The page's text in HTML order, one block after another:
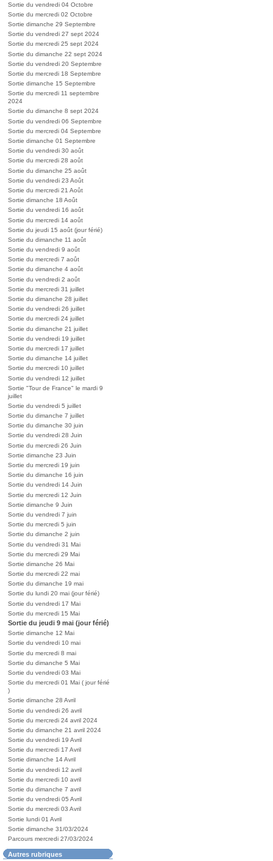
Sortie du vendredi 04 Octobre
Sortie du mercredi 02 Octobre
Sortie dimanche 29 Septembre
Sortie du vendredi 27 sept 2024
Sortie du mercredi 25 sept 2024
Sortie du dimanche 22 sept 2024
Sortie du vendredi 20 Septembre
Sortie du mercredi 18 Septembre
Sortie dimanche 15 Septembre
Sortie du mercredi 11 septembre
2024
Sortie du dimanche 8 sept 2024
Sortie du vendredi 06 Septembre
Sortie du mercredi 04 Septembre
Sortie dimanche 01 Septembre
Sortie du vendredi 30 août
Sortie du mercredi 28 août
Sortie du dimanche 25 août
Sortie du vendredi 23 Août
Sortie du mercredi 21 Août
Sortie dimanche 18 Août
Sortie du vendredi 16 août
Sortie du mercredi 14 août
Sortie du jeudi 15 août (jour férié)
Sortie du dimanche 11 août
Sortie du vendredi 9 août
Sortie du mercredi 7 août
Sortie du dimanche 4 août
Sortie du vendredi 2 août
Sortie du mercredi 31 juillet
Sortie du dimanche 28 juillet
Sortie du vendredi 26 juillet
Sortie du mercredi 24 juillet
Sortie du dimanche 21 juillet
Sortie du vendredi 19 juillet
Sortie du mercredi 17 juillet
Sortie du dimanche 14 juillet
Sortie du mercredi 10 juillet
Sortie du vendredi 12 juillet
Sortie "Tour de France" le mardi 9
juillet
Sortie du vendredi 5 juillet
Sortie du dimanche 7 juillet
Sortie du dimanche 30 juin
Sortie du vendredi 28 Juin
Sortie du mercredi 26 Juin
Sortie dimanche 23 Juin
Sortie du mercredi 19 juin
Sortie du dimanche 16 juin
Sortie du vendredi 14 Juin
Sortie du mercredi 12 Juin
Sortie dimanche 9 Juin
Sortie du vendredi 7 juin
Sortie du mercredi 5 juin
Sortie du dimanche 2 juin
Sortie du vendredi 31 Mai
Sortie du mercredi 29 Mai
Sortie dimanche 26 Mai
Sortie du mercredi 22 mai
Sortie du dimanche 19 mai
Sortie du lundi 20 mai (jour férié)
Sortie du vendredi 17 Mai
Sortie du mercredi 15 Mai
Sortie du jeudi 9 mai (jour férié)
Sortie dimanche 12 Mai
Sortie du vendredi 10 mai
Sortie du mercredi 8 mai
Sortie du dimanche 5 Mai
Sortie du vendredi 03 Mai
Sortie du mercredi 01 Mai ( jour férié
)
Sortie dimanche 28 Avril
Sortie du vendredi 26 avril
Sortie du mercredi 24 avril 2024
Sortie du dimanche 21 avril 2024
Sortie du vendredi 19 Avril
Sortie du mercredi 17 Avril
Sortie dimanche 14 Avril
Sortie du vendredi 12 avril
Sortie du mercredi 10 avril
Sortie du dimanche 7 avril
Sortie du vendredi 05 Avril
Sortie du mercredi 03 Avril
Sortie lundi 01 Avril
Sortie dimanche 31/03/2024
Parcours mercredi 27/03/2024
Autres rubriques